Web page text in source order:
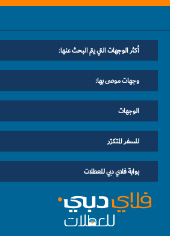
أكثر الوجهات التي يتم البحث عنها:
وجهات موصى بها:
الوجهات
للسفر المتكرّر
بوابة فلاي دبي للعطلات